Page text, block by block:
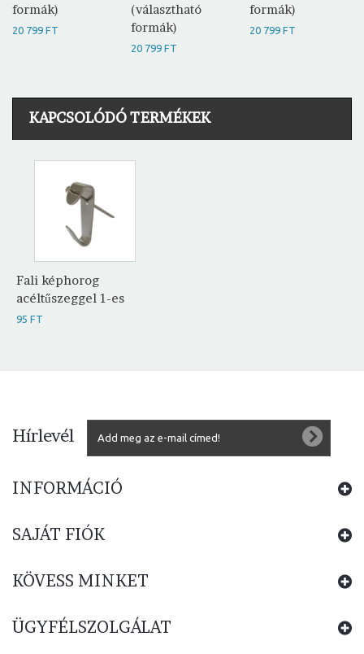
formák)
20 799 FT
(választható
formák)
20 799 FT
formák)
20 799 FT
KAPCSOLÓDÓ TERMÉKEK
Fali képhorog
acéltűszeggel 1-es
95 FT
Hírlevél
INFORMÁCIÓ
SAJÁT FIÓK
KÖVESS MINKET
ÜGYFÉLSZOLGÁLAT